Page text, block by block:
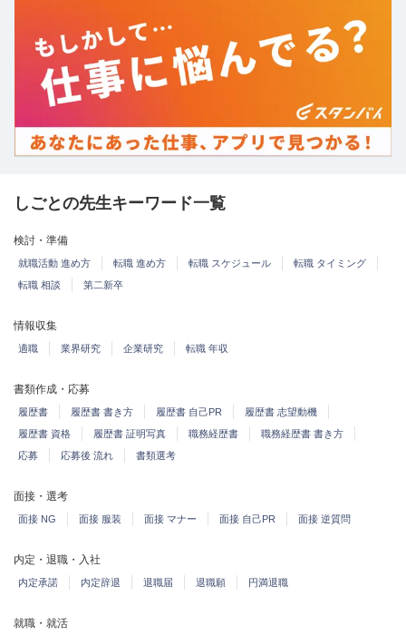
しごとの先生キーワード一覧
検討・準備
就職活動 進め方 転職 進め方 転職 スケジュール
転職 タイミング
転職 相談
第二新卒
情報収集
適職 業界研究 企業研究 転職 年収
書類作成・応募
履歴書 履歴書 書き方 履歴書 自己PR
履歴書 志望動機
履歴書 資格
履歴書 証明写真 職務経歴書
職務経歴書 書き方
応募
応募後 流れ 書類選考
面接・選考
面接 NG 面接 服装 面接 マナー 面接 自己PR 面接 逆質問
内定・退職・入社
内定承諾 内定辞退 退職届 退職願 円満退職
就職・就活